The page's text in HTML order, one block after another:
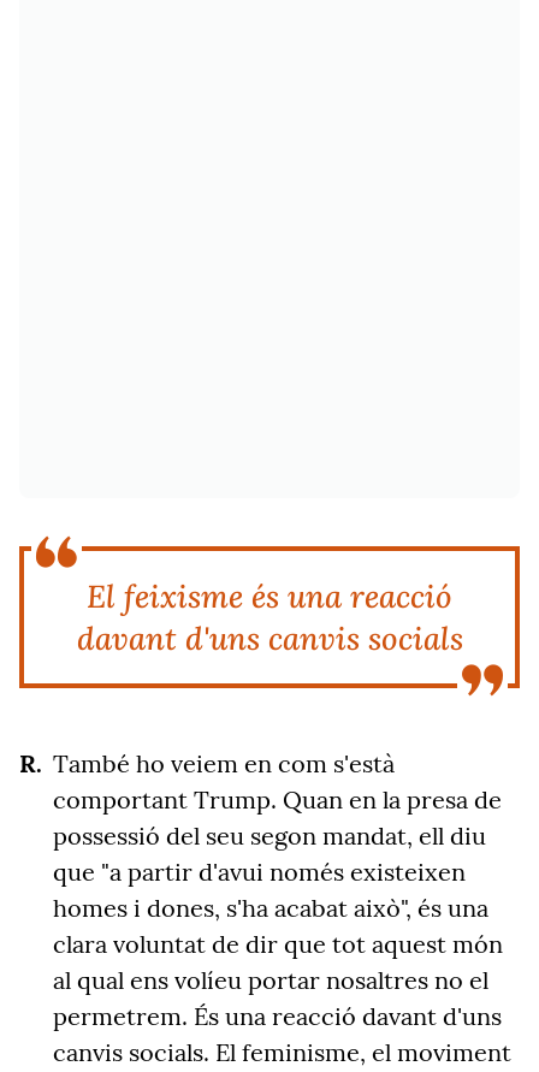
El feixisme és una reacció
davant d'uns canvis socials
També ho veiem en com s'està
comportant Trump. Quan en la presa de
possessió del seu segon mandat, ell diu
que "a partir d'avui només existeixen
homes i dones, s'ha acabat això", és una
clara voluntat de dir que tot aquest món
al qual ens volíeu portar nosaltres no el
permetrem. És una reacció davant d'uns
canvis socials. El feminisme, el moviment